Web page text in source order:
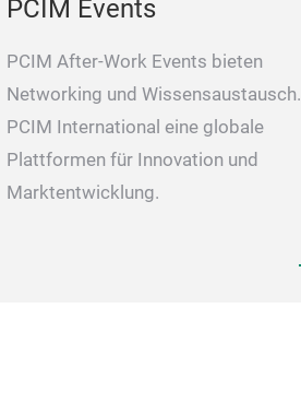
PCIM Events
PCIM After-Work Events bieten
Networking und Wissensaustausch.
PCIM International eine globale
Plattformen für Innovation und
Marktentwicklung.